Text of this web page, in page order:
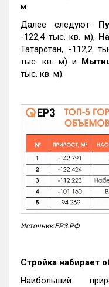
м.
Далее следуют
-122,4 тыс. кв. м),
Татарстан, -112,2
тыс. кв. м) и
тыс. кв. м).
Источник:ЕРЗ.РФ
Стройка набирает
Наибольший